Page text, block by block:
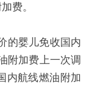
费。
的婴儿免收国内
附加费上一次调
内航线燃油附加